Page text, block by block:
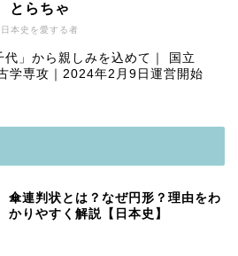
日本史を愛する者
とらちゃ
」から親しみを込めて｜ 国立
学専攻｜2024年2月9日運営開始
傘連判状とは？なぜ円形？理由をわ
かりやすく解説【日本史】